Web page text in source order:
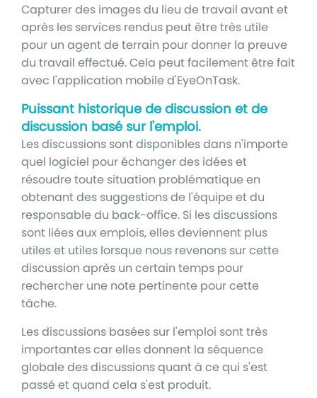
Capturer des images du lieu de travail avant et
après les services rendus peut être très utile
pour un agent de terrain pour donner la preuve
du travail effectué. Cela peut facilement être fait
avec l'application mobile d'EyeOnTask.
Puissant historique de discussion et de
discussion basé sur l'emploi.
Les discussions sont disponibles dans n'importe
quel logiciel pour échanger des idées et
résoudre toute situation problématique en
obtenant des suggestions de l'équipe et du
responsable du back-office. Si les discussions
sont liées aux emplois, elles deviennent plus
utiles et utiles lorsque nous revenons sur cette
discussion après un certain temps pour
rechercher une note pertinente pour cette
tâche.
Les discussions basées sur l'emploi sont très
importantes car elles donnent la séquence
globale des discussions quant à ce qui s'est
passé et quand cela s'est produit.